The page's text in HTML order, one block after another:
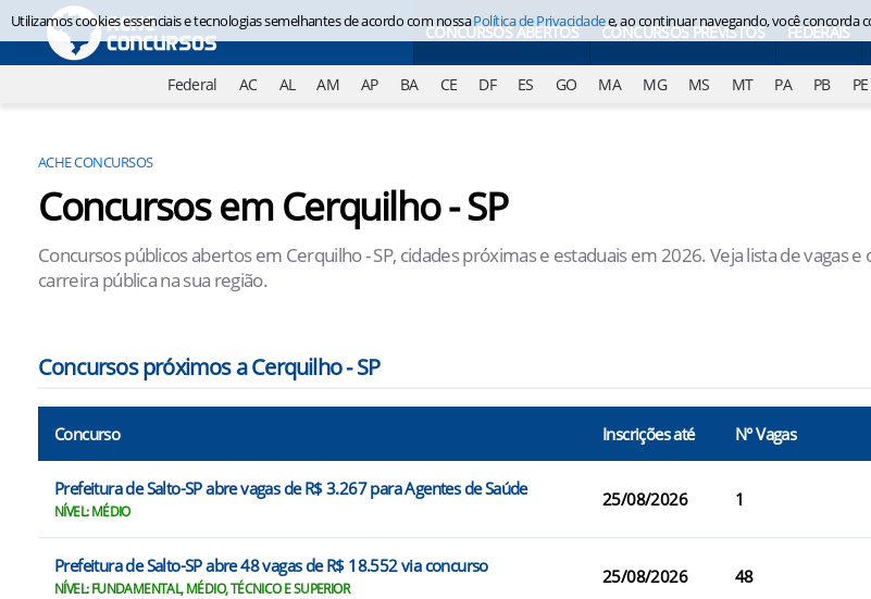
CONCURSOS ABERTOS CONCURSOS PREVISTOS FEDERAIS
Federal AC AL AM AP BA CE DF ES GO MA MG MS MT PA PB PE
ACHE CONCURSOS
Concursos em Cerquilho - SP
Concursos públicos abertos em Cerquilho - SP, cidades próximas e estaduais em 2026. Veja lista de vagas
carreira pública na sua região.
Concursos próximos a Cerquilho - SP
Concurso Inscrições até N° Vagas
Prefeitura de Salto-SP abre vagas de R$ 3.267 para Agentes de Saúde
NÍVEL: MÉDIO
25/08/2026 1
Prefeitura de Salto-SP abre 48 vagas de R$ 18.552 via concurso
NÍVEL: FUNDAMENTAL, MÉDIO, TÉCNICO E SUPERIOR
25/08/2026 48
Utilizamos cookies essenciais e tecnologias semelhantes de acordo com nossaPolítica de Privacidadee, ao continuar navegando, você concorda